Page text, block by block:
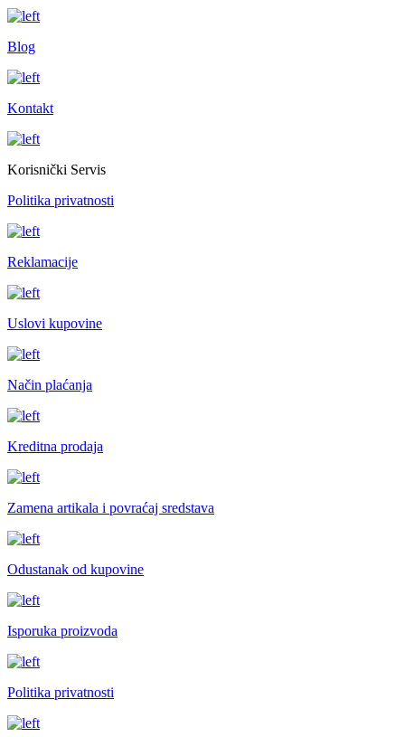
Blog
Kontakt
Korisnički Servis
Politika privatnosti
Reklamacije
Uslovi kupovine
Način plaćanja
Kreditna prodaja
Zamena artikala i povraćaj sredstava
Odustanak od kupovine
Isporuka proizvoda
Politika privatnosti